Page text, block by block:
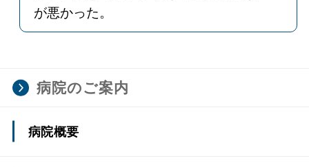
が悪かった。
回答
総合受付での対応で不快感を与えてし
るよう、再指導いたします。職員から
と思いますが、今後改善・注意してい
病院のご案内
病院概要